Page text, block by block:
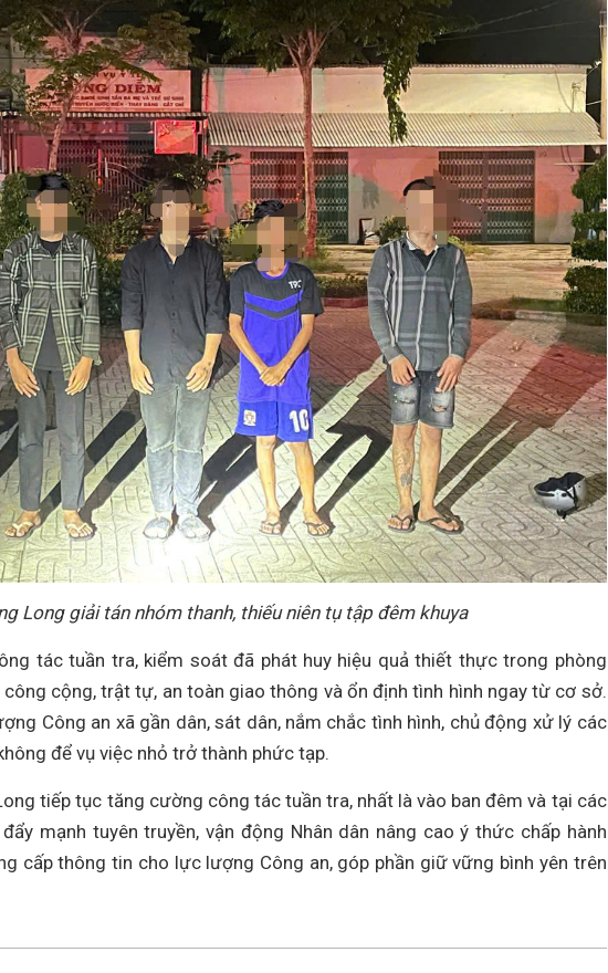
Long giải tán nhóm thanh, thiếu niên tụ tập đêm khuya
tác tuần tra, kiểm soát đã phát huy hiệu quả thiết thực trong phòng
cộng, trật tự, an toàn giao thông và ổn định tình hình ngay từ cơ sở.
Công an xã gần dân, sát dân, nắm chắc tình hình, chủ động xử lý các
để vụ việc nhỏ trở thành phức tạp.
tiếp tục tăng cường công tác tuần tra, nhất là vào ban đêm và tại các
mạnh tuyên truyền, vận động Nhân dân nâng cao ý thức chấp hành
cấp thông tin cho lực lượng Công an, góp phần giữ vững bình yên trên